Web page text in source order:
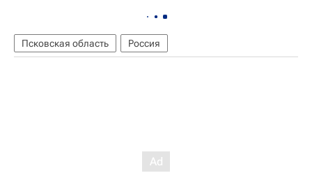
Псковская область Россия